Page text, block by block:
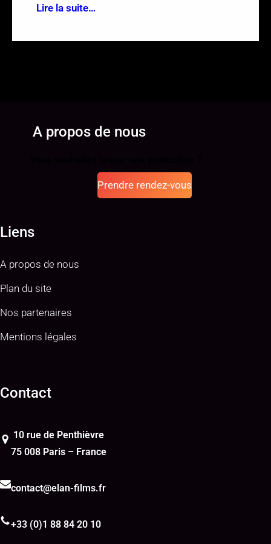
Lire la suite…
A propos de nous
Prendre rendez-vous
Liens
A propos de nous
Plan du site
Nos partenaires
Mentions légales
Contact
10 rue de Penthièvre
75 008 Paris – France
contact@elan-films.fr
+33 (0)1 88 84 20 10